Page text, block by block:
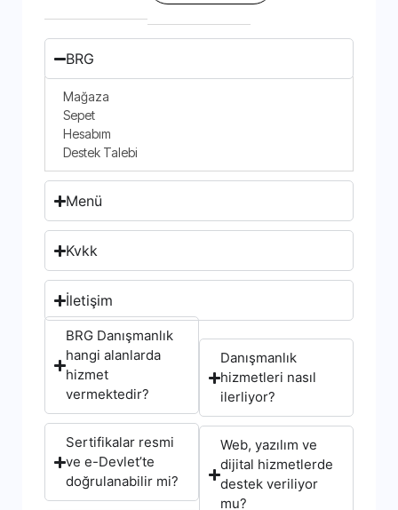
BRG
Mağaza
Sepet
Hesabım
Destek Talebi
Menü
Kvkk
İletişim
BRG Danışmanlık
hangi alanlarda
hizmet
vermektedir?
Sertifikalar resmi
ve e-Devlet’te
doğrulanabilir mi?
Danışmanlık
hizmetleri nasıl
ilerliyor?
Web, yazılım ve
dijital hizmetlerde
destek veriliyor
mu?